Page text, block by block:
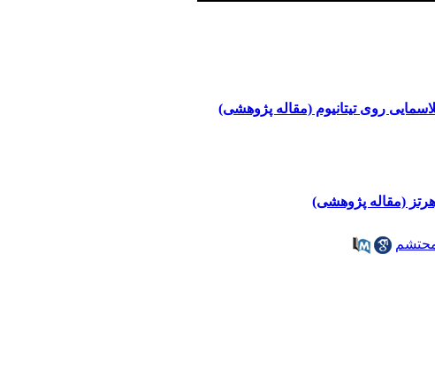
روی تیتانیوم (مقاله پژوهشی)